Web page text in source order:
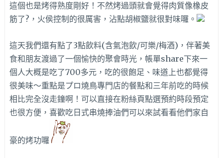
這個也是烤得熟度剛好！不然烤過頭就會覺得肉質像橡皮
筋了?，火侯控制的很厲害，沾點胡椒鹽就很對味囉。
這天我們還有點了3點飲料(含氣泡飲/可樂/梅酒)，伴著美
食和朋友渡過了一個愉快的聚會時光，帳單share下來一
個人大概是吃了700多元，吃的很飽足、味道上也都覺得
很美味～重點是プロ燒鳥專門店的餐點和三年前吃的時候
相比完全沒走鐘啊！可以直接在粉絲頁點選預約時段預定
也很方便，喜歡吃日式串燒捧油們可以來試看看他們家自
豪的烤功囉